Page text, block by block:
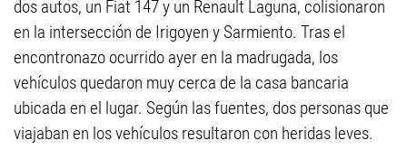
dos autos, un Fiat 147 y un Renault Laguna, colisionaron
en la intersección de Irigoyen y Sarmiento. Tras el
encontronazo ocurrido ayer en la madrugada, los
vehículos quedaron muy cerca de la casa bancaria
ubicada en el lugar. Según las fuentes, dos personas que
viajaban en los vehículos resultaron con heridas leves.